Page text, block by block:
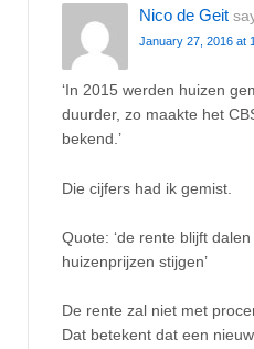
Nico de Geit
January 27, 2016 at
‘In 2015 werden huizen
duurder, zo maakte het
bekend.’
Die cijfers had ik gemist.
Quote: ‘de rente blijft
huizenprijzen stijgen’
De rente zal niet met
Dat betekent dat een